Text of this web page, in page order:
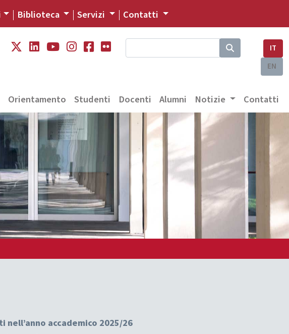
Biblioteca Servizi Contatti
IT
EN
Orientamento Studenti Docenti Alumni Notizie Contatti
nell’anno accademico 2025/26